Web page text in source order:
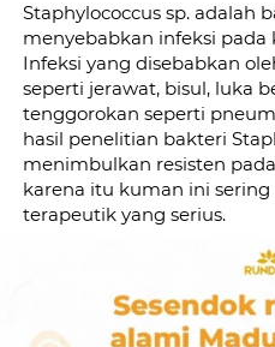
Staphylococcus sp. adalah
menyebabkan infeksi
Infeksi yang disebabkan
seperti jerawat, bisul, luka
tenggorokan seperti
hasil penelitian bakteri
menimbulkan resisten
karena itu kuman ini
terapeutik yang serius.